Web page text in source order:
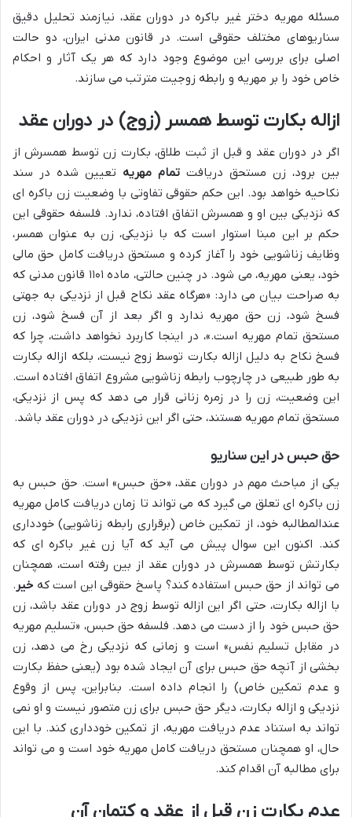
مسئله مهریه دختر غیر باکره در دوران عقد، نیازمند تحلیل دقیق
سناریوهای مختلف حقوقی است. در قانون مدنی ایران، دو حالت
اصلی برای بررسی این موضوع وجود دارد که هر یک آثار و احکام
خاص خود را بر مهریه و رابطه زوجیت مترتب می سازند.
ازاله بکارت توسط همسر (زوج) در دوران عقد
اگر در دوران عقد و قبل از ثبت طلاق، بکارت زن توسط همسرش از
بین برود، زن مستحق دریافت تمام مهریه تعیین شده در سند
نکاحیه خواهد بود. این حکم حقوقی تفاوتی با وضعیت زن باکره ای
که نزدیکی بین او و همسرش اتفاق افتاده، ندارد. فلسفه حقوقی این
حکم بر این مبنا استوار است که با نزدیکی، زن به عنوان همسر،
وظایف زناشویی خود را آغاز کرده و مستحق دریافت کامل حق مالی
خود، یعنی مهریه، می شود. در چنین حالتی، ماده ۱۱۰۱ قانون مدنی که
به صراحت بیان می دارد: «هرگاه عقد نکاح قبل از نزدیکی به جهتی
فسخ شود، زن حق مهریه ندارد و اگر بعد از آن فسخ شود، زن
مستحق تمام مهریه است.»، در اینجا کاربرد نخواهد داشت، چرا که
فسخ نکاح به دلیل ازاله بکارت توسط زوج نیست، بلکه ازاله بکارت
به طور طبیعی در چارچوب رابطه زناشویی مشروع اتفاق افتاده است.
این وضعیت، زن را در زمره زنانی قرار می دهد که پس از نزدیکی،
مستحق تمام مهریه هستند، حتی اگر این نزدیکی در دوران عقد باشد.
حق حبس در این سناریو
یکی از مباحث مهم در دوران عقد، «حق حبس» است. حق حبس به
زن باکره ای تعلق می گیرد که می تواند تا زمان دریافت کامل مهریه
عندالمطالبه خود، از تمکین خاص (برقراری رابطه زناشویی) خودداری
کند. اکنون این سوال پیش می آید که آیا زن غیر باکره ای که
بکارتش توسط همسرش در دوران عقد از بین رفته است، همچنان
می تواند از حق حبس استفاده کند؟ پاسخ حقوقی این است که خیر .
با ازاله بکارت، حتی اگر این ازاله توسط زوج در دوران عقد باشد، زن
حق حبس خود را از دست می دهد. فلسفه حق حبس، «تسلیم مهریه
در مقابل تسلیم نفس» است و زمانی که نزدیکی رخ می دهد، زن
بخشی از آنچه حق حبس برای آن ایجاد شده بود (یعنی حفظ بکارت
و عدم تمکین خاص) را انجام داده است. بنابراین، پس از وقوع
نزدیکی و ازاله بکارت، دیگر حق حبس برای زن متصور نیست و او نمی
تواند به استناد عدم دریافت مهریه، از تمکین خودداری کند. با این
حال، او همچنان مستحق دریافت کامل مهریه خود است و می تواند
برای مطالبه آن اقدام کند.
عدم بکارت زن قبل از عقد و کتمان آن